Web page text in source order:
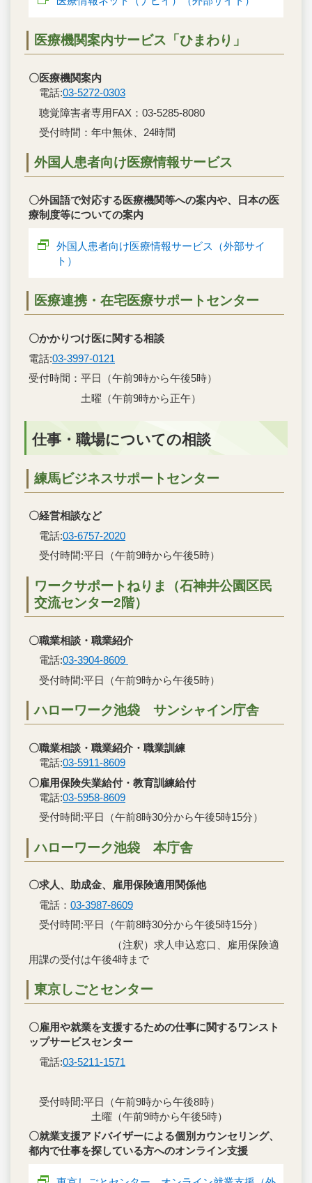
医療機関案内サービス「ひまわり」
〇医療機関案内
電話:03-5272-0303
聴覚障害者専用FAX：03-5285-8080
受付時間：年中無休、24時間
外国人患者向け医療情報サービス
〇外国語で対応する医療機関等への案内や、日本の医
療制度等についての案内
外国人患者向け医療情報サービス（外部サイ
ト）
医療連携・在宅医療サポートセンター
〇かかりつけ医に関する相談
電話:03-3997-0121
受付時間：平日（午前9時から午後5時）
土曜（午前9時から正午）
仕事・職場についての相談
練馬ビジネスサポートセンター
〇経営相談など
電話:03-6757-2020
受付時間:平日（午前9時から午後5時）
ワークサポートねりま（石神井公園区民
交流センター2階）
〇職業相談・職業紹介
電話:03-3904-8609
受付時間:平日（午前9時から午後5時）
ハローワーク池袋 サンシャイン庁舎
〇職業相談・職業紹介・職業訓練
電話:03-5911-8609
〇雇用保険失業給付・教育訓練給付
電話:03-5958-8609
受付時間:平日（午前8時30分から午後5時15分）
ハローワーク池袋 本庁舎
〇求人、助成金、雇用保険適用関係他
電話： 03-3987-8609
受付時間:平日（午前8時30分から午後5時15分）
（注釈）求人申込窓口、雇用保険適
用課の受付は午後4時まで
東京しごとセンター
〇雇用や就業を支援するための仕事に関するワンスト
ップサービスセンター
電話:03-5211-1571
受付時間:平日（午前9時から午後8時）
土曜（午前9時から午後5時）
〇就業支援アドバイザーによる個別カウンセリング、
都内で仕事を探している方へのオンライン支援